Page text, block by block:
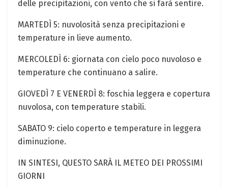
delle precipitazioni, con vento che si farà sentire.
MARTEDÌ 5: nuvolosità senza precipitazioni e
temperature​ in lieve aumento.
MERCOLEDÌ ⁢6: giornata con cielo poco nuvoloso e
temperature che continuano a salire.
GIOVEDÌ 7 E VENERDÌ 8: foschia leggera e copertura
nuvolosa, con temperature stabili.
SABATO 9: cielo coperto e⁤ temperature in leggera
diminuzione.
IN SINTESI, QUESTO SARÀ IL METEO DEI PROSSIMI
GIORNI